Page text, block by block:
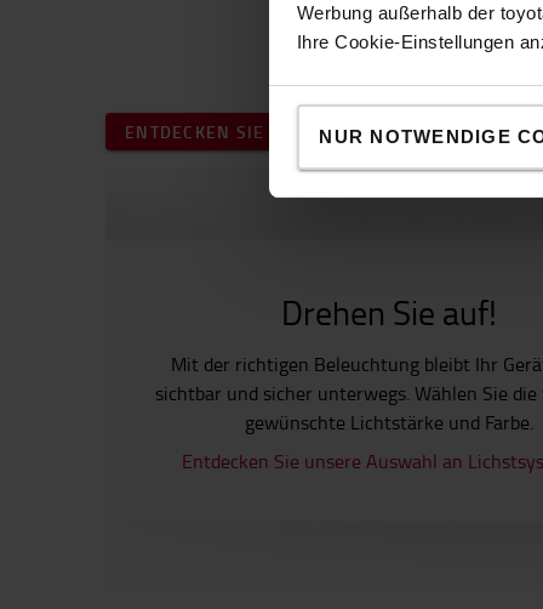
Werbung außerhalb der
Ihre Cookie-Einstellungen
NUR NOTWENDIGE
ENTDECKEN SIE UNSER ZUBEHÖR-SHOP
Drehen Sie auf!
Mit der richtigen Beleuchtung bleibt Ihr
sichtbar und sicher unterwegs. Wählen Sie die
gewünschte Lichtstärke und Farbe.
Entdecken Sie unsere Auswahl an